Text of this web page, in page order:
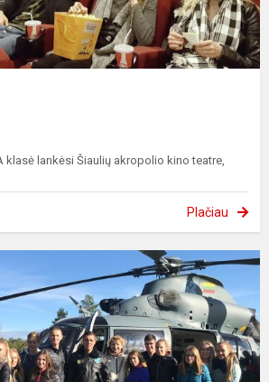
klasė lankėsi Šiaulių akropolio kino teatre,
Plačiau